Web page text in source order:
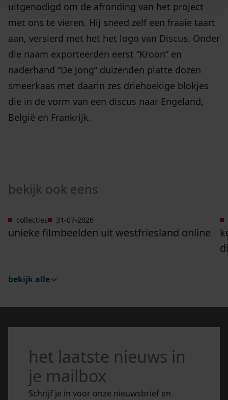
uitgenodigd om de afronding van het project
met ons te vieren. Hij sneed zelf een fraaie taart
aan, versierd met het het logo van Discus. Onder
die naam exporteerden eerst “Kroon” en
naderhand “De Jong” duizenden platte dozen
smeerkaas met daarin zes driehoekige blokjes
die in de vorm van een discus naar Engeland,
België en Frankrijk.
bekijk ook eens
collecties 31-07-2026
unieke filmbeelden uit westfriesland online
Ga naar "Unieke filmbeelden uit Westfriesland
bekijk alle
het laatste nieuws in
je mailbox
Schrijf je in voor onze nieuwsbrief en